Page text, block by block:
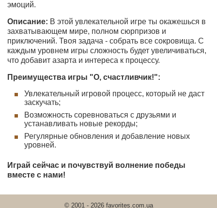
эмоций.
Описание: В этой увлекательной игре ты окажешься в
захватывающем мире, полном сюрпризов и
приключений. Твоя задача - собрать все сокровища. С
каждым уровнем игры сложность будет увеличиваться,
что добавит азарта и интереса к процессу.
Преимущества игры "О, счастливчик!":
Увлекательный игровой процесс, который не даст
заскучать;
Возможность соревноваться с друзьями и
устанавливать новые рекорды;
Регулярные обновления и добавление новых
уровней.
Играй сейчас и почувствуй волнение победы
вместе с нами!
© 2001 - 2026 favorites.com.ua